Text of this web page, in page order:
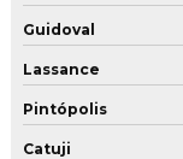
Guidoval
Lassance
Pintópolis
Catuji